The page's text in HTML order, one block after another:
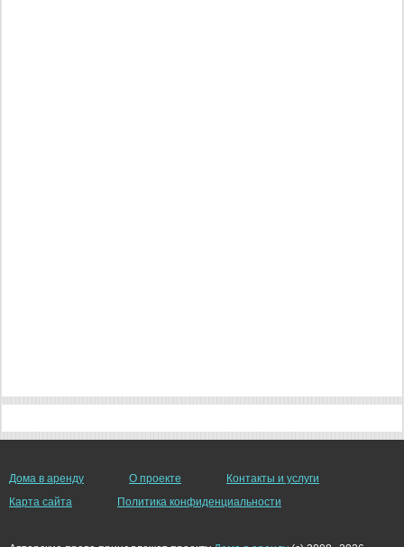
Дома в аренду О проекте
Контакты и услуги
Карта сайта
Политика конфиденциальности